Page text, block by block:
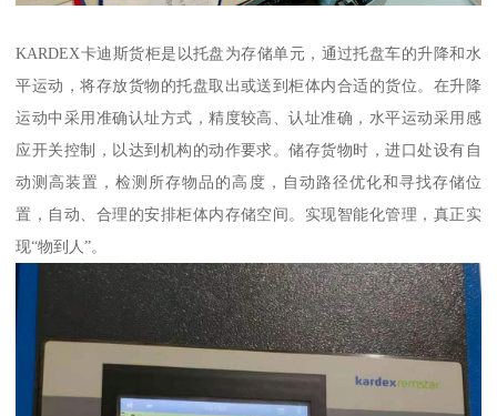
KARDEX卡迪斯货柜是以托盘为存储单元，通过托盘车的升降和水
平运动，将存放货物的托盘取出或送到柜体内合适的货位。在升降
运动中采用准确认址方式，精度较高、认址准确，水平运动采用感
应开关控制，以达到机构的动作要求。储存货物时，进口处设有自
动测高装置，检测所存物品的高度，自动路径优化和寻找存储位
置，自动、合理的安排柜体内存储空间。实现智能化管理，真正实
现“物到人”。